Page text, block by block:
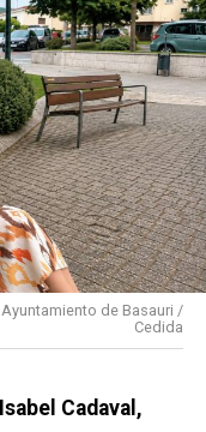
Ayuntamiento de Basauri /
Cedida
Isabel Cadaval,